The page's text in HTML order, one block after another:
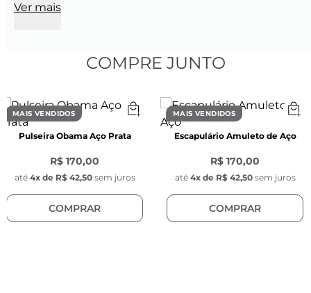
70 cm
Modelo da corrente: Box veneziana
Fecho: Lagosta de aço inoxidável na cor preta
com 1 cm de comprimento
Características do Pingente:
Altura: 4 cm
Largura: 0,5 cm
Cor: Prata
Ver mais
COMPRE JUNTO
MAIS VENDIDOS
Pulseira Obama Aço Prata
R$ 170,00
até 4x de R$ 42,50 sem juros
COMPRAR
MAIS VENDIDOS
Escapulário Amuleto de Aço
R$ 170,00
até 4x de R$ 42,50 sem juros
COMPRAR